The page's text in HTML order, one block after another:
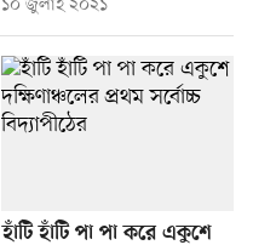
১০ জুলাই ২০২১
হাঁটি হাঁটি পা পা করে একুশে